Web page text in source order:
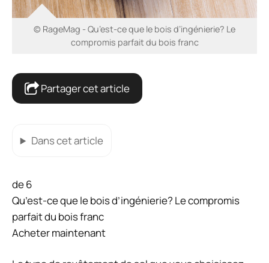
© RageMag - Qu’est-ce que le bois d’ingénierie? Le
compromis parfait du bois franc
Partager cet article
Dans cet article
de 6
Qu’est-ce que le bois d’ingénierie? Le compromis
parfait du bois franc
Acheter maintenant